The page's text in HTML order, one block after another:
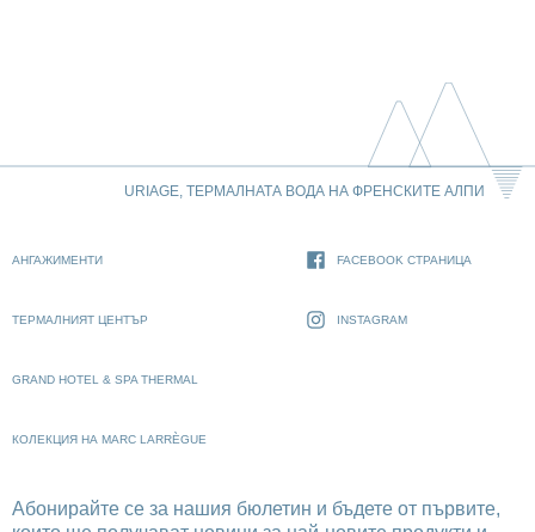
URIAGE, ТЕРМАЛНАТА ВОДА НА ФРЕНСКИТЕ АЛПИ
АНГАЖИМЕНТИ
ТЕРМАЛНИЯТ ЦЕНТЪР
GRAND HOTEL & SPA THERMAL
КОЛЕКЦИЯ НА MARC LARRÈGUE
FACEBOOK СТРАНИЦА
INSTAGRAM
Абонирайте се за нашия бюлетин и бъдете от първите,